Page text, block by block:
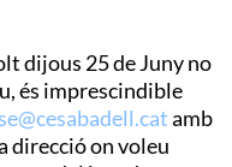
dijous 25 de Juny no
és imprescindible
amb
direcció on voleu